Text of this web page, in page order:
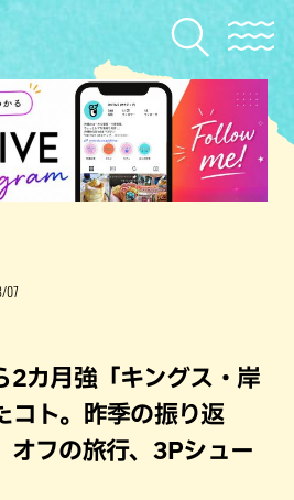
07
2カ月強「キングス・岸
コト。昨季の振り返
オフの旅行、3Pシュー